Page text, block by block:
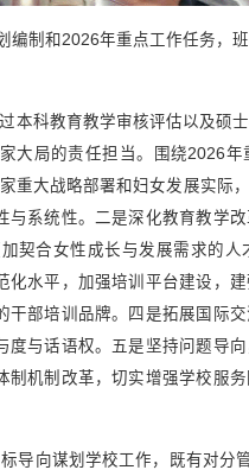
编制和2026年重点工作任务，
本科教育教学审核评估以及硕
大局的责任担当。围绕2026
重大战略部署和妇女发展实际
系统性。二是深化教育教学
契合女性成长与发展需求的
水平，加强培训平台建设，
部培训品牌。四是拓展国际
与话语权。五是坚持问题导
机制改革，切实增强学校服
导向谋划学校工作，既有对分